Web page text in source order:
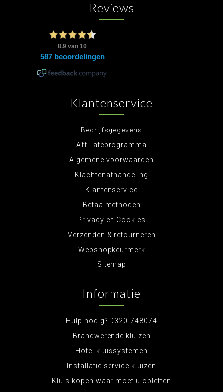
Reviews
Klantenservice
Bedrijfsgegevens
Affiliateprogramma
Algemene voorwaarden
Klachtenafhandeling
Klantenservice
Betaalmethoden
Privacy en Cookies
Verzenden & retourneren
Webshopkeurmerk
Sitemap
Informatie
Hulp nodig? 0320-748074
Brandwerende kluizen
Hotel kluissystemen
Installatie service kluizen
Kluis kopen waar moet u opletten